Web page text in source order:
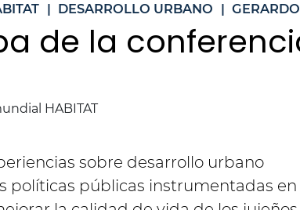
| DESARROLLO URBANO |
de la
sobre desarrollo urbano
políticas públicas instrumentadas en